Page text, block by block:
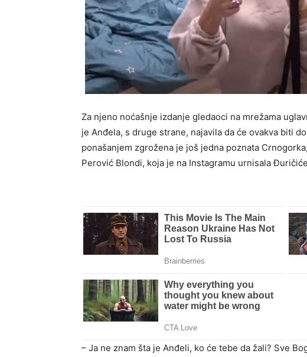
Za njeno noćašnje izdanje gledaoci na mrežama
je Anđela, s druge strane, najavila da će ovakva biti
ponašanjem zgrožena je još jedna poznata
Perović Blondi, koja je na Instagramu urnisala
– Ja ne znam šta je Anđeli, ko će tebe da žali? Sve